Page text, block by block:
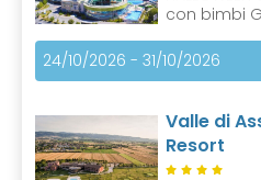
con bimbi
24/10/2026 - 31/10/2026
Valle di
Resort